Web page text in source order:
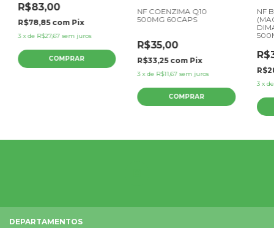
R$83,00
R$78,85 com Pix
3 xde R$27,67 sem juros
NF COENZIMA Q10
500MG 60CAPS
R$35,00
R$33,25 com Pix
3 xde R$11,67 sem juros
NF
3 x
DEPARTAMENTOS